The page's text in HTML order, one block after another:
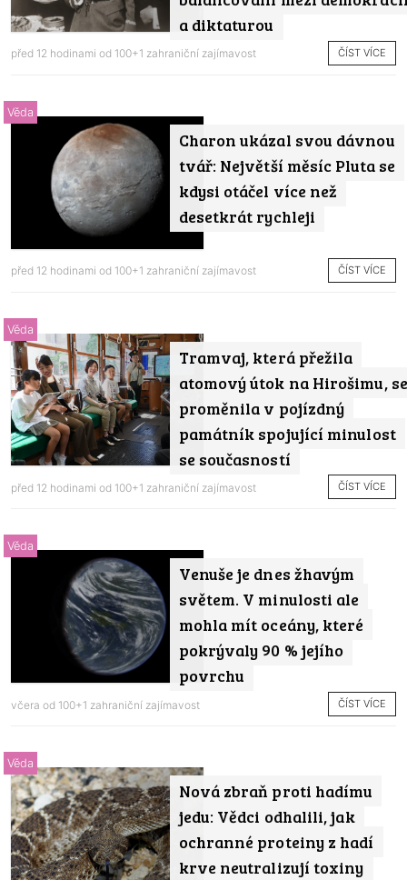
a diktaturou
před 12 hodinami od 100+1 zahraniční zajímavost ČÍST VÍCE
Charon ukázal svou dávnou
tvář: Největší měsíc Pluta se
kdysi otáčel více než
desetkrát rychleji
Věda
před 12 hodinami od 100+1 zahraniční zajímavost ČÍST VÍCE
Tramvaj, která přežila
atomový útok na Hirošimu, se
proměnila v pojízdný
památník spojující minulost
se současností
Věda
před 12 hodinami od 100+1 zahraniční zajímavost ČÍST VÍCE
Venuše je dnes žhavým
světem. V minulosti ale
mohla mít oceány, které
pokrývaly 90 % jejího
povrchu
Věda
včera od 100+1 zahraniční zajímavost ČÍST VÍCE
Nová zbraň proti hadímu
jedu: Vědci odhalili, jak
ochranné proteiny z hadí
krve neutralizují toxiny
Věda